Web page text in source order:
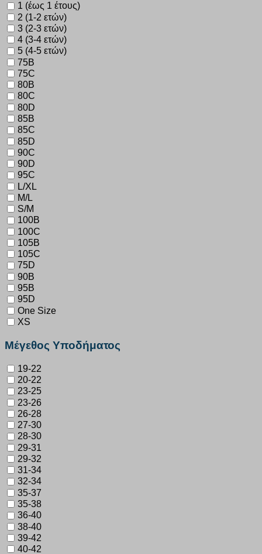
1 (έως 1 έτους)
2 (1-2 ετών)
3 (2-3 ετών)
4 (3-4 ετών)
5 (4-5 ετών)
75B
75C
80B
80C
80D
85B
85C
85D
90C
90D
95C
L/XL
M/L
S/M
100B
100C
105B
105C
75D
90B
95B
95D
One Size
XS
Μέγεθος Υποδήματος
19-22
20-22
23-25
23-26
26-28
27-30
28-30
29-31
29-32
31-34
32-34
35-37
35-38
36-40
38-40
39-42
40-42